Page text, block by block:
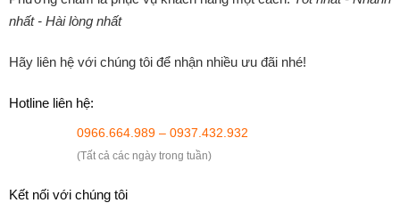
nhất - Hài lòng nhất
Hãy liên hệ với chúng tôi để nhận nhiều ưu đãi nhé!
Hotline liên hệ:
0966.664.989 – 0937.432.932
(Tất cả các ngày trong tuần)
Kết nối với chúng tôi